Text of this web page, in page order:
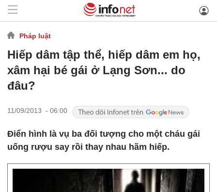
Pháp luật
Hiếp dâm tập thể, hiếp dâm em họ,
xâm hại bé gái ở Lạng Sơn... do
đâu?
11/09/2013 - 06:00
Điển hình là vụ ba đối tượng cho một cháu gái
uống rượu say rồi thay nhau hãm hiếp.